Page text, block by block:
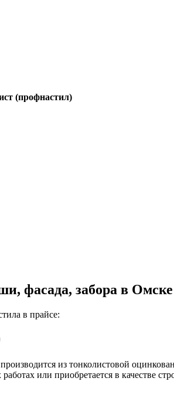
(профнастил)
фасада, забора в Омске
в прайсе:
из тонколистовой
или приобретается в качестве